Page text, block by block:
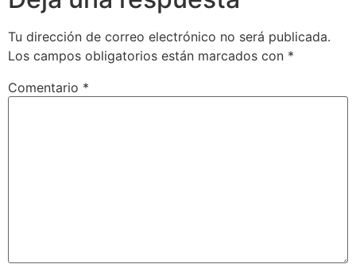
Tu dirección de correo electrónico no será publicada.
Los campos obligatorios están marcados con *
Comentario *